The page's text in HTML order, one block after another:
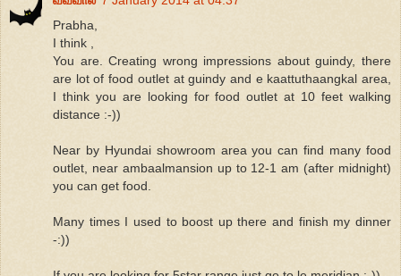
Prabha,
I think ,
You are. Creating wrong impressions about guindy, there
are lot of food outlet at guindy and e kaattuthaangkal area,
I think you are looking for food outlet at 10 feet walking
distance :-))
Near by Hyundai showroom area you can find many food
outlet, near ambaalmansion up to 12-1 am (after midnight)
you can get food.
Many times I used to boost up there and finish my dinner
-:))